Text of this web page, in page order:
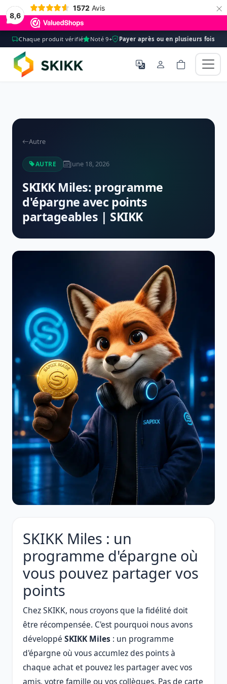
8,6
1572 Avis ×
Chaque produit vérifié Noté 9+ Payer après ou en plusieurs fois
Autre
AUTRE June 18, 2026
SKIKK Miles: programme
d'épargne avec points
partageables | SKIKK
SKIKK Miles : un
programme d'épargne où
vous pouvez partager vos
points
Chez SKIKK, nous croyons que la fidélité doit
être récompensée. C'est pourquoi nous avons
développé SKIKK Miles : un programme
d'épargne où vous accumlez des points à
chaque achat et pouvez les partager avec vos
amis, votre famille ou vos collègues. Pas de carte